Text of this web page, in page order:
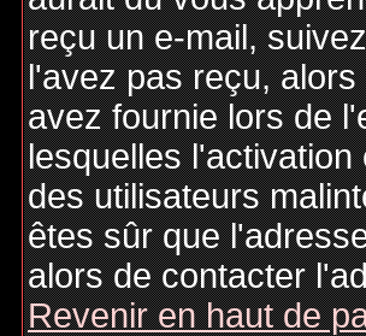
reçu un e-mail,
l'avez pas reçu,
avez fournie lors de
lesquelles
des utilisateurs
êtes sûr que
alors de contacter
Revenir en haut de